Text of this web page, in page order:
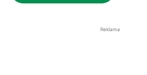
Reklama